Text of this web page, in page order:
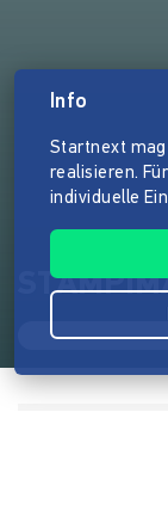
Info
Startnext mag
realisieren.
individuelle